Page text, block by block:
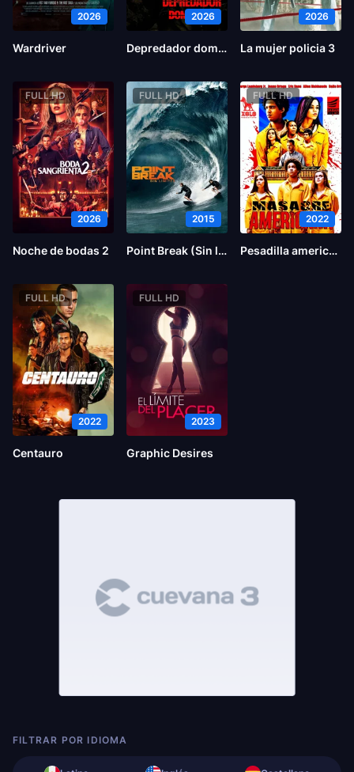
2026
Wardriver
2026
Depredador dominante
2026
La mujer policia 3
FULL HD
2026
Noche de bodas 2
FULL HD
2015
Point Break (Sin límites)
FULL HD
2022
Pesadilla americana
FULL HD
2022
Centauro
FULL HD
2023
Graphic Desires
FILTRAR POR IDIOMA